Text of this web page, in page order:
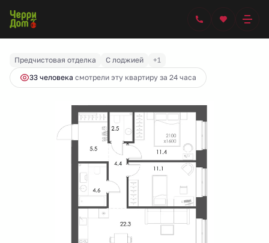
2-комнатная 10 033 607 руб.
Ипотека
Предчистовая отделка С лоджией
+1
33 человекa смотрели эту квартиру за 24 часа